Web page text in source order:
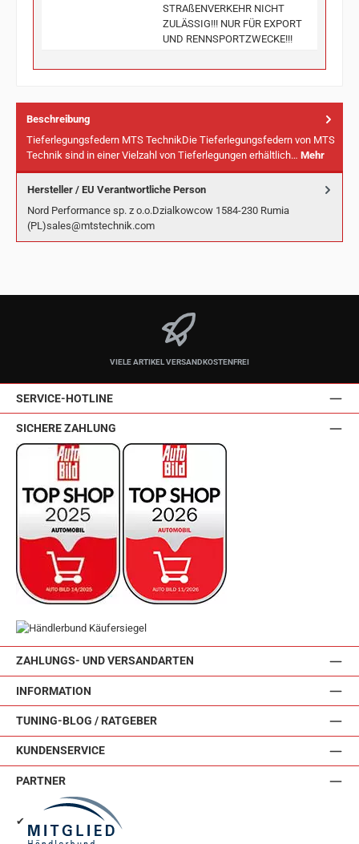
STRAßENVERKEHR NICHT
ZULÄSSIG!!! NUR FÜR EXPORT
UND RENNSPORTZWECKE!!!
Beschreibung
Tieferlegungsfedern MTS TechnikDie Tieferlegungsfedern von MTS
Technik sind in einer Vielzahl von Tieferlegungen erhältlich… Mehr
Hersteller / EU Verantwortliche Person
Nord Performance sp. z o.o.Dzialkowcow 1584-230 Rumia
(PL)sales@mtstechnik.com
VIELE ARTIKEL VERSANDKOSTENFREI
SERVICE-HOTLINE
ZAHLUNGS- UND VERSANDARTEN
INFORMATION
TUNING-BLOG / RATGEBER
KUNDENSERVICE
SICHERE ZAHLUNG
PARTNER
✔